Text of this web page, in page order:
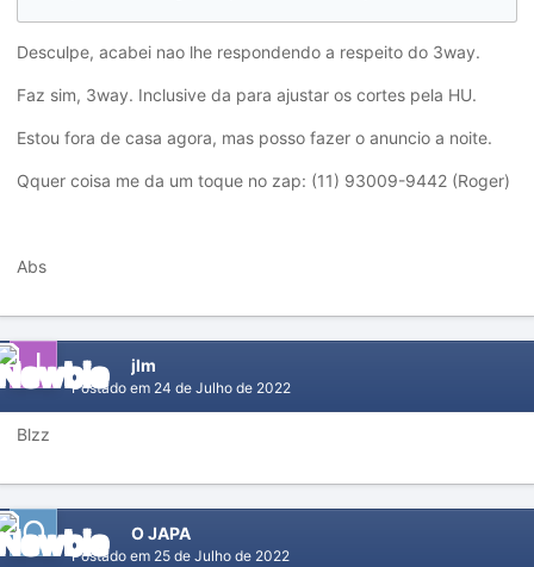
Desculpe, acabei nao lhe respondendo a respeito do 3way.
Faz sim, 3way. Inclusive da para ajustar os cortes pela HU.
Estou fora de casa agora, mas posso fazer o anuncio a noite.
Qquer coisa me da um toque no zap: (11) 93009-9442 (Roger)
Abs
jlm
Postado em 24 de Julho de 2022
Blzz
O JAPA
Postado em 25 de Julho de 2022